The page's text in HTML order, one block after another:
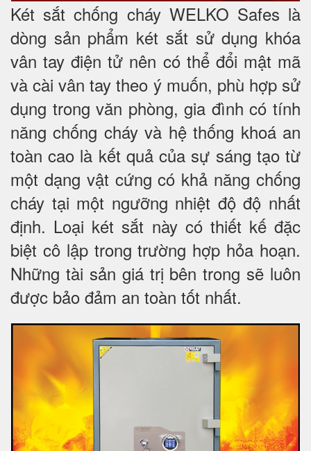
Két sắt chống cháy WELKO Safes là
dòng sản phẩm két sắt sử dụng khóa
vân tay điện tử nên có thể đổi mật mã
và cài vân tay theo ý muốn, phù hợp sử
dụng trong văn phòng, gia đình có tính
năng chống cháy và hệ thống khoá an
toàn cao là kết quả của sự sáng tạo từ
một dạng vật cứng có khả năng chống
cháy tại một ngưỡng nhiệt độ độ nhất
định. Loại két sắt này có thiết kế đặc
biệt cô lập trong trường hợp hỏa hoạn.
Những tài sản giá trị bên trong sẽ luôn
được bảo đảm an toàn tốt nhất.